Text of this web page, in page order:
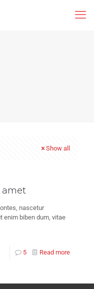
Show all
amet
nascetur
enim biben dum, vitae
5 Read more